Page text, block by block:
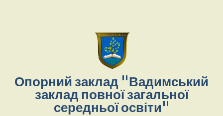
Опорний заклад "Вадимський
заклад повної загальної
середньої освіти"